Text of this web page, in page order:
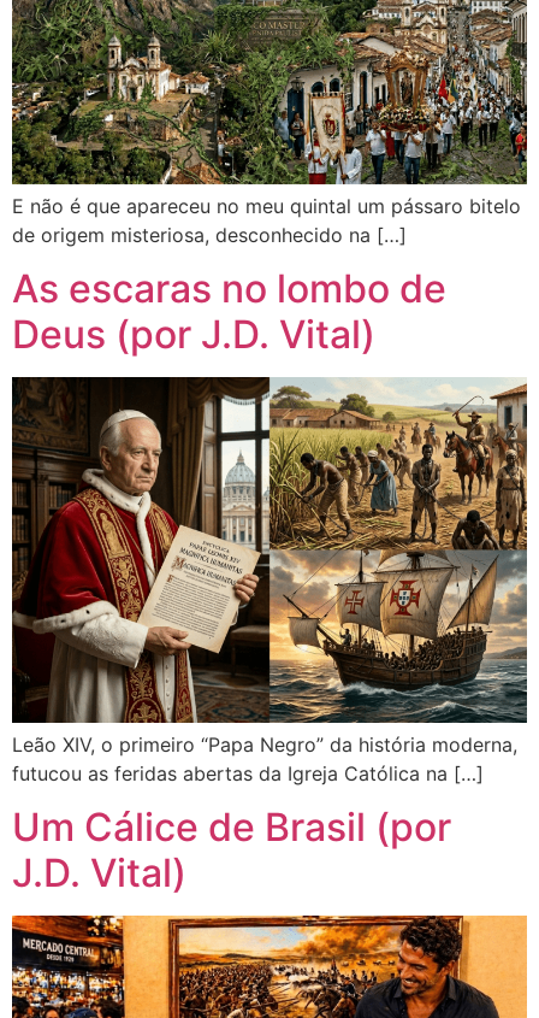
E não é que apareceu no meu quintal um pássaro bitelo
de origem misteriosa, desconhecido na […]
As escaras no lombo de
Deus (por J.D. Vital)
Leão XIV, o primeiro “Papa Negro” da história moderna,
futucou as feridas abertas da Igreja Católica na […]
Um Cálice de Brasil (por
J.D. Vital)